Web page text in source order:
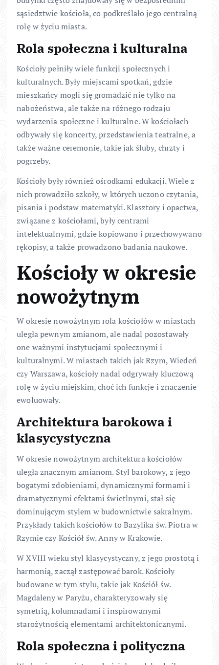
sąsiedztwie kościoła, co podkreślało jego centralną
rolę w życiu miasta.
Rola społeczna i kulturalna
Kościoły pełniły wiele funkcji społecznych i
kulturalnych. Były miejscami spotkań, gdzie
mieszkańcy mogli się gromadzić nie tylko na
nabożeństwa, ale także na różnego rodzaju
wydarzenia społeczne i kulturalne. W kościołach
odbywały się koncerty, przedstawienia teatralne, a
także ważne ceremonie, takie jak śluby, chrzty i
pogrzeby.
Kościoły były również ośrodkami edukacji. Wiele z
nich prowadziło szkoły, w których uczono czytania,
pisania i podstaw matematyki. Klasztory i opactwa,
związane z kościołami, były centrami
intelektualnymi, gdzie kopiowano i przechowywano
rękopisy, a także prowadzono badania naukowe.
Kościoły w okresie
nowożytnym
W okresie nowożytnym rola kościołów w miastach
uległa pewnym zmianom, ale nadal pozostawały
one ważnymi instytucjami społecznymi i
kulturalnymi. W miastach takich jak Rzym, Wiedeń
czy Warszawa, kościoły nadal odgrywały kluczową
rolę w życiu miejskim, choć ich funkcje i znaczenie
ewoluowały.
Architektura barokowa i
klasycystyczna
W okresie nowożytnym architektura kościołów
uległa znacznym zmianom. Styl barokowy, z jego
bogatymi zdobieniami, dynamicznymi formami i
dramatycznymi efektami świetlnymi, stał się
dominującym stylem w budownictwie sakralnym.
Przykłady takich kościołów to Bazylika św. Piotra w
Rzymie czy Kościół św. Anny w Krakowie.
W XVIII wieku styl klasycystyczny, z jego prostotą i
harmonią, zaczął zastępować barok. Kościoły
budowane w tym stylu, takie jak Kościół św.
Magdaleny w Paryżu, charakteryzowały się
symetrią, kolumnadami i inspirowanymi
starożytnością elementami architektonicznymi.
Rola społeczna i polityczna